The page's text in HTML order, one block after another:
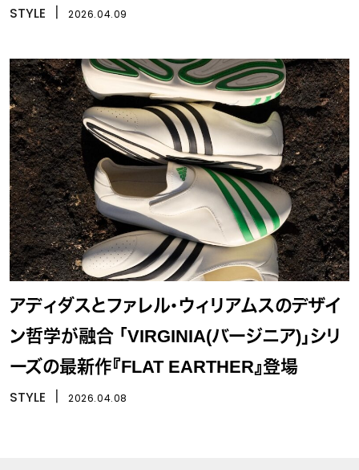
STYLE 2026.04.09
アディダスとファレル・ウィリアムスのデザイ
ン哲学が融合 「VIRGINIA(バージニア)」シリ
ーズの最新作『FLAT EARTHER』登場
STYLE 2026.04.08